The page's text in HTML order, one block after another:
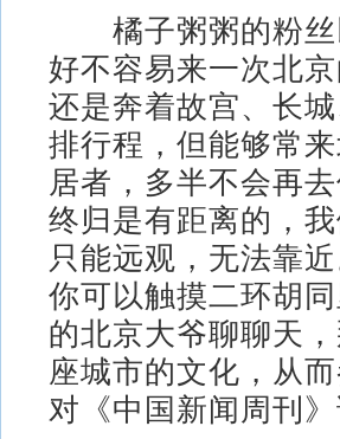
橘子粥粥的粉丝
好不容易来一次北
还是奔着故宫、长
排行程，但能够常
居者，多半不会再
终归是有距离的，
只能远观，无法靠
你可以触摸二环胡
的北京大爷聊聊天
座城市的文化，从
对《中国新闻周刊》